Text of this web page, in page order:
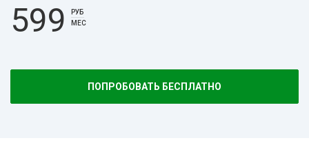
599
РУБ
МЕС
ПОПРОБОВАТЬ БЕСПЛАТНО